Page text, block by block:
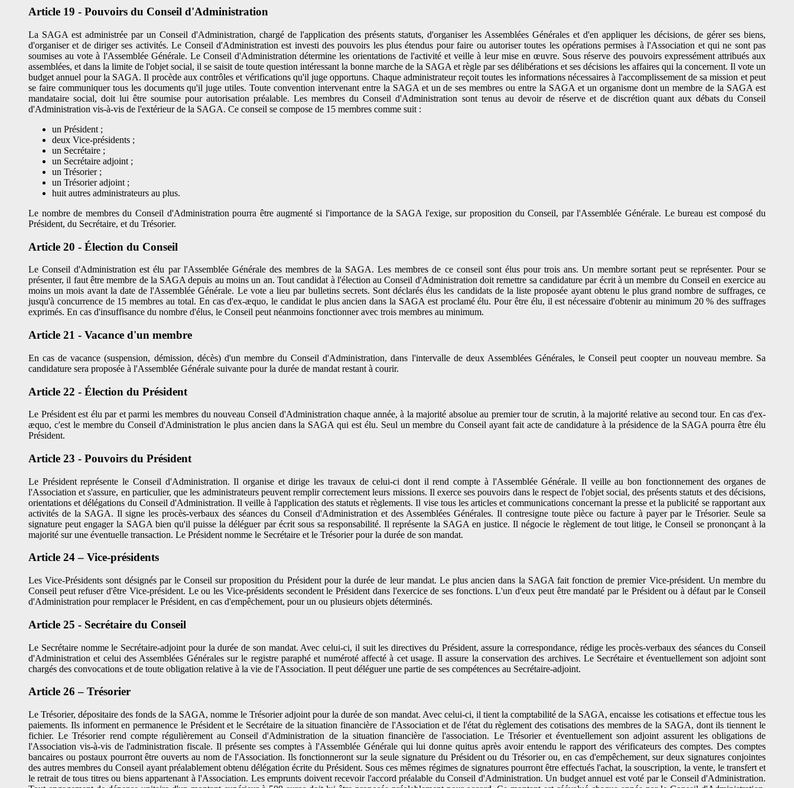
Article 19 - Pouvoirs du Conseil d'Administration
La SAGA est administrée par un Conseil d'Administration, chargé de l'application des présents statuts, d'organiser les Assemblées Générales et d'en appliquer les décisions, de gérer ses biens,
d'organiser et de diriger ses activités. Le Conseil d'Administration est investi des pouvoirs les plus étendus pour faire ou autoriser toutes les opérations permises à l'Association et qui ne sont pas
soumises au vote à l'Assemblée Générale. Le Conseil d'Administration détermine les orientations de l'activité et veille à leur mise en œuvre. Sous réserve des pouvoirs expressément attribués aux
assemblées, et dans la limite de l'objet social, il se saisit de toute question intéressant la bonne marche de la SAGA et règle par ses délibérations et ses décisions les affaires qui la concernent. Il vote un
budget annuel pour la SAGA. Il procède aux contrôles et vérifications qu'il juge opportuns. Chaque administrateur reçoit toutes les informations nécessaires à l'accomplissement de sa mission et peut
se faire communiquer tous les documents qu'il juge utiles. Toute convention intervenant entre la SAGA et un de ses membres ou entre la SAGA et un organisme dont un membre de la SAGA est
mandataire social, doit lui être soumise pour autorisation préalable. Les membres du Conseil d'Administration sont tenus au devoir de réserve et de discrétion quant aux débats du Conseil
d'Administration vis-à-vis de l'extérieur de la SAGA. Ce conseil se compose de 15 membres comme suit :
un Président ;
deux Vice-présidents ;
un Secrétaire ;
un Secrétaire adjoint ;
un Trésorier ;
un Trésorier adjoint ;
huit autres administrateurs au plus.
Le nombre de membres du Conseil d'Administration pourra être augmenté si l'importance de la SAGA l'exige, sur proposition du Conseil, par l'Assemblée Générale. Le bureau est composé du
Président, du Secrétaire, et du Trésorier.
Article 20 - Élection du Conseil
Le Conseil d'Administration est élu par l'Assemblée Générale des membres de la SAGA. Les membres de ce conseil sont élus pour trois ans. Un membre sortant peut se représenter. Pour se
présenter, il faut être membre de la SAGA depuis au moins un an. Tout candidat à l'élection au Conseil d'Administration doit remettre sa candidature par écrit à un membre du Conseil en exercice au
moins un mois avant la date de l'Assemblée Générale. Le vote a lieu par bulletins secrets. Sont déclarés élus les candidats de la liste proposée ayant obtenu le plus grand nombre de suffrages, ce
jusqu'à concurrence de 15 membres au total. En cas d'ex-æquo, le candidat le plus ancien dans la SAGA est proclamé élu. Pour être élu, il est nécessaire d'obtenir au minimum 20 % des suffrages
exprimés. En cas d'insuffisance du nombre d'élus, le Conseil peut néanmoins fonctionner avec trois membres au minimum.
Article 21 - Vacance d'un membre
En cas de vacance (suspension, démission, décès) d'un membre du Conseil d'Administration, dans l'intervalle de deux Assemblées Générales, le Conseil peut coopter un nouveau membre. Sa
candidature sera proposée à l'Assemblée Générale suivante pour la durée de mandat restant à courir.
Article 22 - Élection du Président
Le Président est élu par et parmi les membres du nouveau Conseil d'Administration chaque année, à la majorité absolue au premier tour de scrutin, à la majorité relative au second tour. En cas d'ex-
æquo, c'est le membre du Conseil d'Administration le plus ancien dans la SAGA qui est élu. Seul un membre du Conseil ayant fait acte de candidature à la présidence de la SAGA pourra être élu
Président.
Article 23 - Pouvoirs du Président
Le Président représente le Conseil d'Administration. Il organise et dirige les travaux de celui-ci dont il rend compte à l'Assemblée Générale. Il veille au bon fonctionnement des organes de
l'Association et s'assure, en particulier, que les administrateurs peuvent remplir correctement leurs missions. Il exerce ses pouvoirs dans le respect de l'objet social, des présents statuts et des décisions,
orientations et délégations du Conseil d'Administration. Il veille à l'application des statuts et règlements. Il vise tous les articles et communications concernant la presse et la publicité se rapportant aux
activités de la SAGA. Il signe les procès-verbaux des séances du Conseil d'Administration et des Assemblées Générales. Il contresigne toute pièce ou facture à payer par le Trésorier. Seule sa
signature peut engager la SAGA bien qu'il puisse la déléguer par écrit sous sa responsabilité. Il représente la SAGA en justice. Il négocie le règlement de tout litige, le Conseil se prononçant à la
majorité sur une éventuelle transaction. Le Président nomme le Secrétaire et le Trésorier pour la durée de son mandat.
Article 24 – Vice-présidents
Les Vice-Présidents sont désignés par le Conseil sur proposition du Président pour la durée de leur mandat. Le plus ancien dans la SAGA fait fonction de premier Vice-président. Un membre du
Conseil peut refuser d'être Vice-président. Le ou les Vice-présidents secondent le Président dans l'exercice de ses fonctions. L'un d'eux peut être mandaté par le Président ou à défaut par le Conseil
d'Administration pour remplacer le Président, en cas d'empêchement, pour un ou plusieurs objets déterminés.
Article 25 - Secrétaire du Conseil
Le Secrétaire nomme le Secrétaire-adjoint pour la durée de son mandat. Avec celui-ci, il suit les directives du Président, assure la correspondance, rédige les procès-verbaux des séances du Conseil
d'Administration et celui des Assemblées Générales sur le registre paraphé et numéroté affecté à cet usage. Il assure la conservation des archives. Le Secrétaire et éventuellement son adjoint sont
chargés des convocations et de toute obligation relative à la vie de l'Association. Il peut déléguer une partie de ses compétences au Secrétaire-adjoint.
Article 26 – Trésorier
Le Trésorier, dépositaire des fonds de la SAGA, nomme le Trésorier adjoint pour la durée de son mandat. Avec celui-ci, il tient la comptabilité de la SAGA, encaisse les cotisations et effectue tous les
paiements. Ils informent en permanence le Président et le Secrétaire de la situation financière de l'Association et de l'état du règlement des cotisations des membres de la SAGA, dont ils tiennent le
fichier. Le Trésorier rend compte régulièrement au Conseil d'Administration de la situation financière de l'association. Le Trésorier et éventuellement son adjoint assurent les obligations de
l'Association vis-à-vis de l'administration fiscale. Il présente ses comptes à l'Assemblée Générale qui lui donne quitus après avoir entendu le rapport des vérificateurs des comptes. Des comptes
bancaires ou postaux pourront être ouverts au nom de l'Association. Ils fonctionneront sur la seule signature du Président ou du Trésorier ou, en cas d'empêchement, sur deux signatures conjointes
des autres membres du Conseil ayant préalablement obtenu délégation écrite du Président. Sous ces mêmes régimes de signatures pourront être effectués l'achat, la souscription, la vente, le transfert et
le retrait de tous titres ou biens appartenant à l'Association. Les emprunts doivent recevoir l'accord préalable du Conseil d'Administration. Un budget annuel est voté par le Conseil d'Administration.